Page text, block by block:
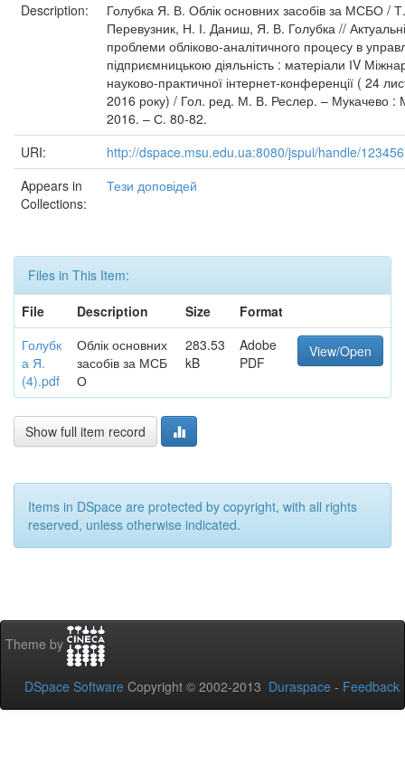
Description:
Голубка Я. В. Облік основних засобів за МСБО /
Перевузник, Н. І. Даниш, Я. В. Голубка // Актуальні
проблеми обліково-аналітичного процесу в
підприємницькою діяльність : матеріали ІV
науково-практичної інтернет-конференції ( 24
2016 року) / Гол. ред. М. В. Реслер. – Мукачево :
2016. – С. 80-82.
URI:
http://dspace.msu.edu.ua:8080/jspui/handle/
Appears in
Collections:
Тези доповідей
Files in This Item:
File
Description Size
Format
Голубк
а Я.
(4).pdf
Облік основних
засобів за МСБ
О
283.53
kB
Adobe
PDF
View/Open
Show full item record
Items in DSpace are protected by copyright, with all rights
reserved, unless otherwise indicated.
Theme by
DSpace Software Copyright © 2002-2013 Duraspace - Feedback